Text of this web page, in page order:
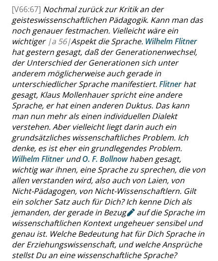
[V66:67] Nochmal zurück zur Kritik an der
geisteswissenschaftlichen Pädagogik. Kann man das
noch genauer festmachen. Vielleicht wäre ein
wichtiger |a 56|Aspekt die Sprache. Wilhelm Flitner
hat gestern gesagt, daß der Generationenwechsel,
der Unterschied der Generationen sich unter
anderem möglicherweise auch gerade in
unterschiedlicher Sprache manifestiert.Flitner hat
gesagt, Klaus Mollenhauer sprichteine andere
Sprache, erhateinen anderen Duktus. Das kann
man nun mehr alseinen individuellen Dialekt
verstehen. Abervielleicht liegt darin auch ein
grundsätzliches wissenschaftliches Problem. Ich
denke, es ist eher ein grundlegendes Problem.
Wilhelm Flitner undO. F. Bollnowhaben gesagt,
wichtig war ihnen, eine Sprache zu sprechen, die von
allen verstanden wird, also auch von Laien, von
Nicht-Pädagogen, von Nicht-Wissenschaftlern. Gilt
ein solcher Satz auch für Dich? Ich kenne Dich als
jemanden, der gerade in Bezug
auf die Sprache im
wissenschaftlichen Kontext ungeheuer sensibel und
genau ist. Welche Bedeutung hat für Dich Sprache in
der Erziehungswissenschaft, und welche Ansprüche
stellst Du an eine wissenschaftliche Sprache?